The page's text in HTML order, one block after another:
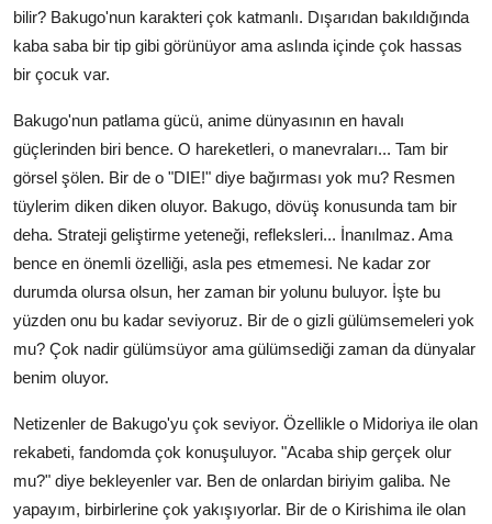
bilir? Bakugo'nun karakteri çok katmanlı. Dışarıdan bakıldığında
kaba saba bir tip gibi görünüyor ama aslında içinde çok hassas
bir çocuk var.
Bakugo'nun patlama gücü, anime dünyasının en havalı
güçlerinden biri bence. O hareketleri, o manevraları... Tam bir
görsel şölen. Bir de o "DIE!" diye bağırması yok mu? Resmen
tüylerim diken diken oluyor. Bakugo, dövüş konusunda tam bir
deha. Strateji geliştirme yeteneği, refleksleri... İnanılmaz. Ama
bence en önemli özelliği, asla pes etmemesi. Ne kadar zor
durumda olursa olsun, her zaman bir yolunu buluyor. İşte bu
yüzden onu bu kadar seviyoruz. Bir de o gizli gülümsemeleri yok
mu? Çok nadir gülümsüyor ama gülümsediği zaman da dünyalar
benim oluyor.
Netizenler de Bakugo'yu çok seviyor. Özellikle o Midoriya ile olan
rekabeti, fandomda çok konuşuluyor. "Acaba ship gerçek olur
mu?" diye bekleyenler var. Ben de onlardan biriyim galiba. Ne
yapayım, birbirlerine çok yakışıyorlar. Bir de o Kirishima ile olan